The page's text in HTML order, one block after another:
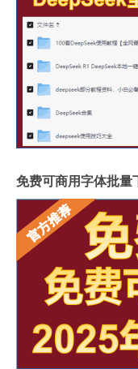
免费可商用字体批量